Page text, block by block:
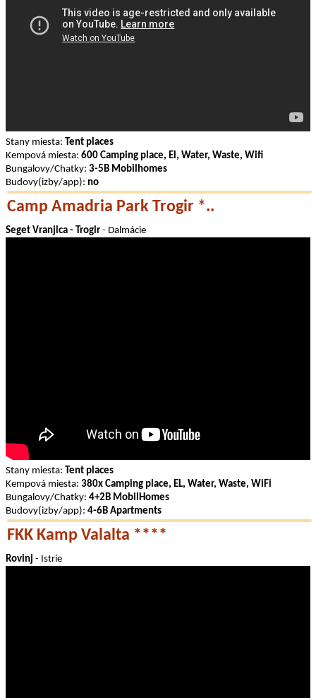
Stany miesta: Tent places
Kempová miesta: 600 Camping place, El, Water, Waste, Wifi
Bungalovy/Chatky: 3-5B Mobilhomes
Budovy(izby/app): no
Camp Amadria Park Trogir *..
Seget Vranjica - Trogir - Dalmácie
Stany miesta:
Tent places
Kempová miesta: 380x Camping place, EL, Water, Waste, WiFi
Bungalovy/Chatky: 4+2B MobilHomes
Budovy(izby/app): 4-6B Apartments
FKK Kamp Valalta ****
Rovinj - Istrie